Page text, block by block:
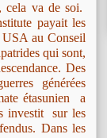
cela va de soi.
payait les
au Conseil
qui sont,
Des
générées
étasunien a
investit sur les
Dans les